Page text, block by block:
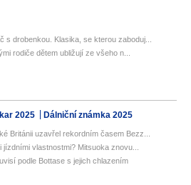
s drobenkou. Klasika, se kterou zaboduj...
rodiče dětem ubližují ze všeho n...
2025 Dálniční známka 2025
Británii uzavřel rekordním časem Bezz...
vlastnostmi? Mitsuoka znovu...
podle Bottase s jejich chlazením